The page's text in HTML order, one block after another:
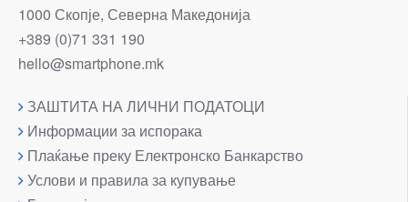
1000 Скопје, Северна Македонија
+389 (0)71 331 190
hello@smartphone.mk
ЗАШТИТА НА ЛИЧНИ ПОДАТОЦИ
Информации за испорака
Плаќање преку Електронско Банкарство
Услови и правила за купување